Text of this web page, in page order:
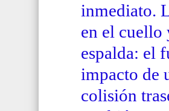
inmediato.
en el cuello
espalda: el
impacto de
colisión